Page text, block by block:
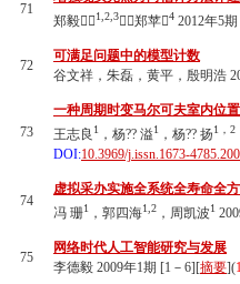
71
郑毅1,2,3，郑苹4 2012年5
72
可满足问题中的模型计数
谷文祥，朱磊，黄平，殷明浩
73
一种周期时变马尔可夫室内位
王志良 1 ，杨?? 溢1 ，杨?? 扬1，2
DOI:10.3969/j.issn.1673-
74
虚拟采办实施全系统全寿命全
冯 珊1 ，郭四海1,2 ，周凯波1
75
网络时代人工智能研究与发展
李德毅 2009年1期 [1－6][摘要](